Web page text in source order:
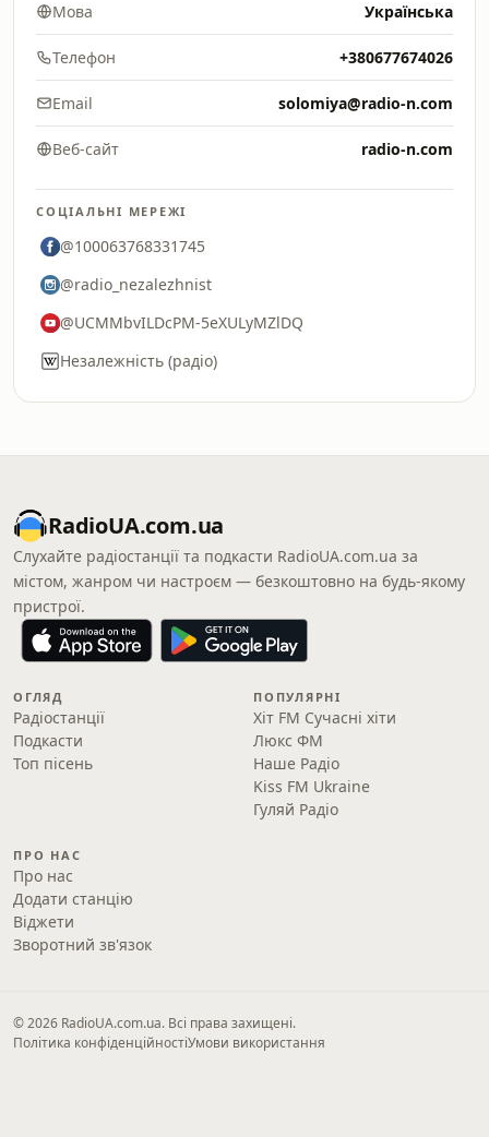
Мова Українська
Телефон +380677674026
Email solomiya@radio-n.com
Веб-сайт radio-n.com
СОЦІАЛЬНІ МЕРЕЖІ
@100063768331745
@radio_nezalezhnist
@UCMMbvILDcPM-5eXULyMZlDQ
Незалежність (радіо)
RadioUA.com.ua
Слухайте радіостанції та подкасти RadioUA.com.ua за
містом, жанром чи настроєм — безкоштовно на будь-якому
пристрої.
ОГЛЯД
Радіостанції
Подкасти
Топ пісень
ПОПУЛЯРНІ
Хіт FM Сучасні хіти
Люкс ФМ
Наше Радіо
Kiss FM Ukraine
Гуляй Радіо
ПРО НАС
Про нас
Додати станцію
Віджети
Зворотний зв'язок
© 2026 RadioUA.com.ua. Всі права захищені.
Політика конфіденційностіУмови використання